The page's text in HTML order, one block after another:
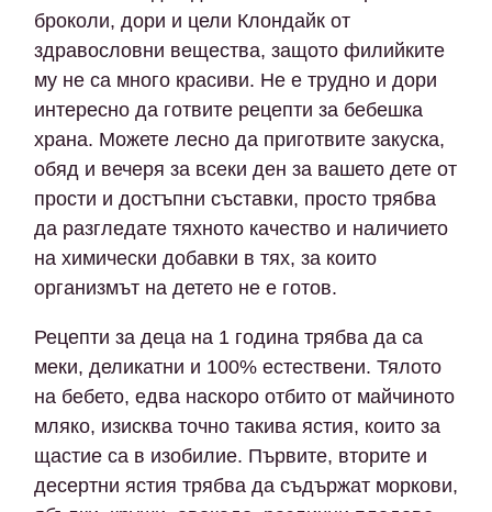
броколи, дори и цели Клондайк от
здравословни вещества, защото филийките
му не са много красиви. Не е трудно и дори
интересно да готвите рецепти за бебешка
храна. Можете лесно да приготвите закуска,
обяд и вечеря за всеки ден за вашето дете от
прости и достъпни съставки, просто трябва
да разгледате тяхното качество и наличието
на химически добавки в тях, за които
организмът на детето не е готов.
Рецепти за деца на 1 година трябва да са
меки, деликатни и 100% естествени. Тялото
на бебето, едва наскоро отбито от майчиното
мляко, изисква точно такива ястия, които за
щастие са в изобилие. Първите, вторите и
десертни ястия трябва да съдържат моркови,